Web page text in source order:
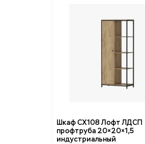
Шкаф СХ108 Лофт ЛДСП
профтруба 20×20×1,5
индустриальный